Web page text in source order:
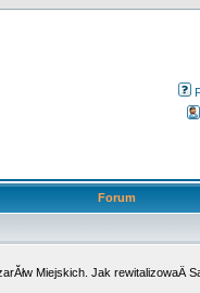
Forum
Miejskich. Jak rewitalizowaÄ